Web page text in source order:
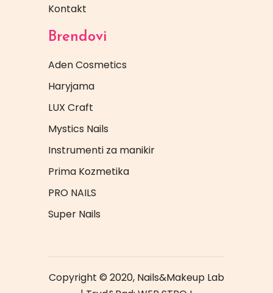
Kontakt
Brendovi
Aden Cosmetics
Haryjama
LUX Craft
Mystics Nails
Instrumenti za manikir
Prima Kozmetika
PRO NAILS
Super Nails
Copyright © 2020, Nails&Makeup Lab